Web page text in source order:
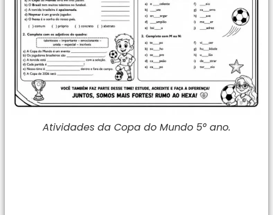
Atividades da Copa do Mundo 5° ano.